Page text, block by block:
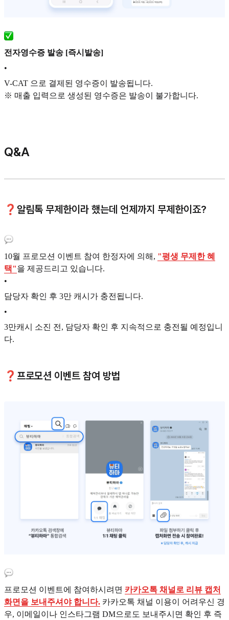
전자영수증 발송 [즉시발송]
•
V-CAT 으로 결제된 영수증이 발송됩니다.
※ 매출 입력으로 생성된 영수증은 발송이 불가합니다.
Q&A
❓알림톡 무제한이라 했는데 언제까지 무제한이죠?
10월 프로모션 이벤트 참여 한정자에 의해, "평생 무제한 혜
택"을 제공드리고 있습니다.
•
담당자 확인 후 3만 캐시가 충전됩니다.
•
3만캐시 소진 전, 담당자 확인 후 지속적으로 충전될 예정입니
다.
❓프로모션 이벤트 참여 방법
프로모션 이벤트에 참여하시려면 카카오톡 채널로 리뷰 캡처
화면을 보내주셔야 합니다. 카카오톡 채널 이용이 어려우신 경
우, 이메일이나 인스타그램 DM으로도 보내주시면 확인 후 즉